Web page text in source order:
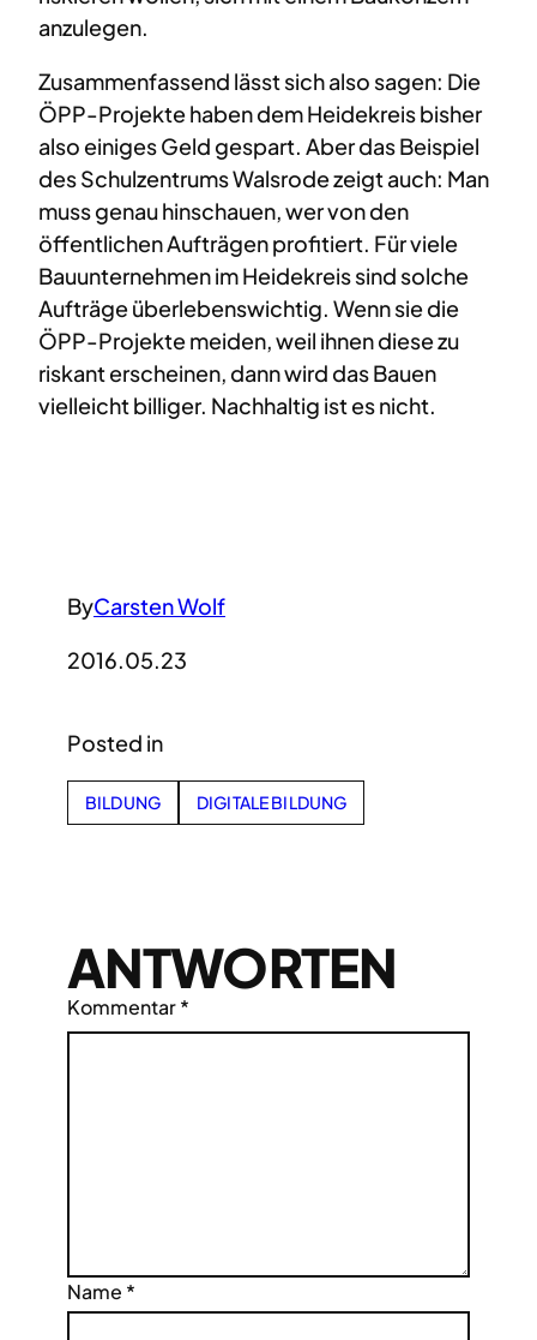
anzulegen.
Zusammenfassend lässt sich also sagen: Die
ÖPP-Projekte haben dem Heidekreis bisher
also einiges Geld gespart. Aber das Beispiel
des Schulzentrums Walsrode zeigt auch: Man
muss genau hinschauen, wer von den
öffentlichen Aufträgen profitiert. Für viele
Bauunternehmen im Heidekreis sind solche
Aufträge überlebenswichtig. Wenn sie die
ÖPP-Projekte meiden, weil ihnen diese zu
riskant erscheinen, dann wird das Bauen
vielleicht billiger. Nachhaltig ist es nicht.
ByCarsten Wolf
2016.05.23
Posted in
BILDUNG DIGITALE BILDUNG
ANTWORTEN
Kommentar*
Name *